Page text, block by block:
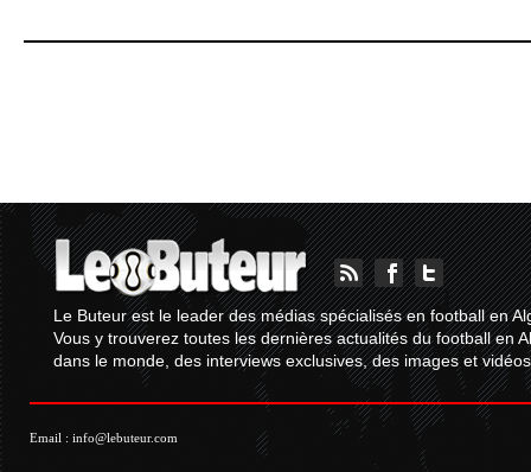
Le Buteur est le leader des médias spécialisés en football en
Vous y trouverez toutes les dernières actualités du football en
dans le monde, des interviews exclusives, des images et
Email : info@lebuteur.com